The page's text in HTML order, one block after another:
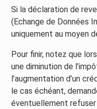
Si la déclaration de
(Echange de Données
uniquement au moyen
Pour finir, notez que
une diminution de
l’augmentation d’un
le cas échéant,
éventuellement refuser